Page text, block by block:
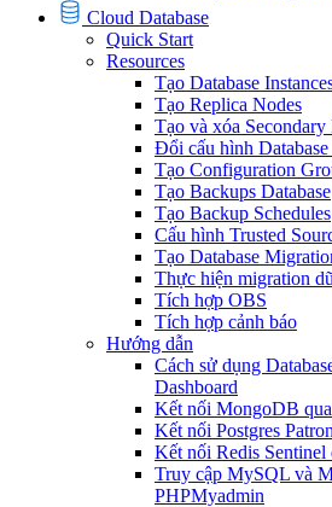
Cloud Database
Quick Start
Resources
Tạo Database
Tạo Replica Nodes
Tạo và xóa Secondary
Đổi cấu hình Database
Tạo Configuration
Tạo Backups Database
Tạo Backup Schedules
Cấu hình Trusted
Tạo Database
Thực hiện migration
Tích hợp OBS
Tích hợp cảnh báo
Hướng dẫn
Cách sử dụng
Dashboard
Kết nối MongoDB
Kết nối Postgres
Kết nối Redis
Truy cập MySQL và
PHPMyadmin